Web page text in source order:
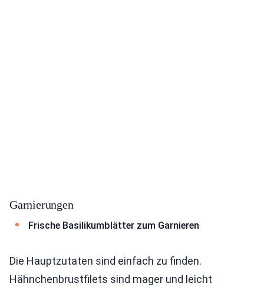
Garnierungen
Frische Basilikumblätter zum Garnieren
Die Hauptzutaten sind einfach zu finden.
Hähnchenbrustfilets sind mager und leicht